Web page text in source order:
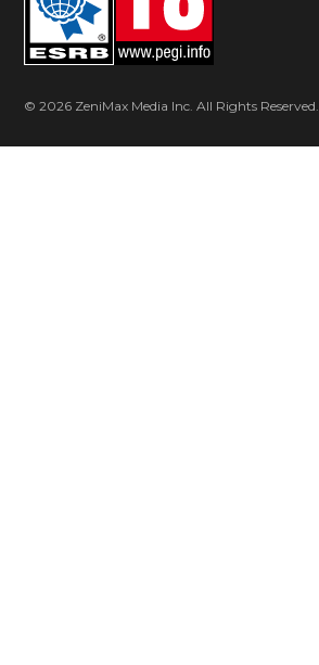
© 2026 ZeniMax Media Inc. All Rights Reserved.